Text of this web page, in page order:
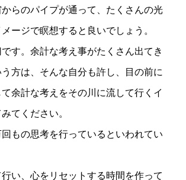
らのパイプが通って、たくさんの光
ージで瞑想すると良いでしょう。
す。余計な考え事がたくさん出てき
方は、そんな自分も許し、目の前に
余計な考えをその川に流して行くイ
てください。
回もの思考を行っているといわれてい
い、心をリセットする時間を作って